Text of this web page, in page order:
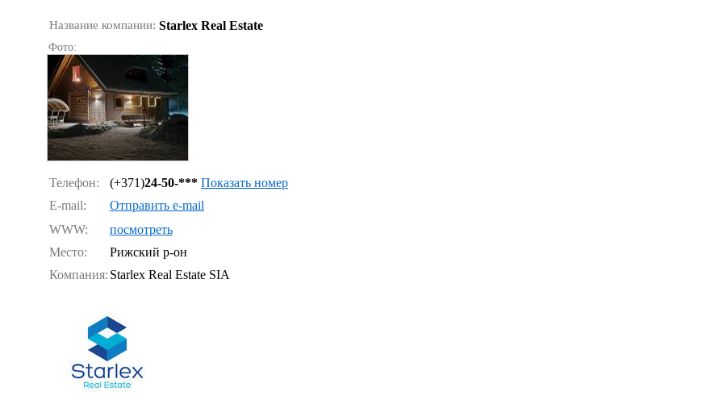
Название компании: Starlex Real Estate
Фото:
Телефон: (+371)24-50-*** Показать номер
E-mail:
Отправить e-mail
WWW:
посмотреть
Место:
Рижский р-он
Компания: Starlex Real Estate SIA